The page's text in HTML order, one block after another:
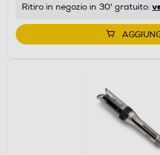
Ritiro in negozio in 30' gratuito: